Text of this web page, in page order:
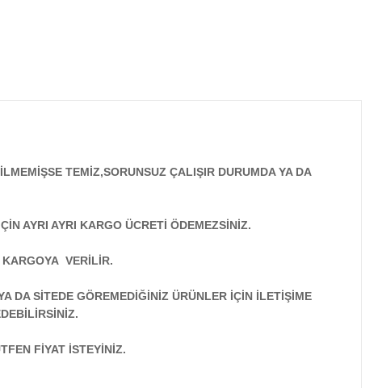
TEMİZ,SORUNSUZ ÇALIŞIR DURUMDA YA DA
AYRI AYRI KARGO ÜCRETİ ÖDEMEZSİNİZ.
VERİLİR.
DA SİTEDE GÖREMEDİĞİNİZ ÜRÜNLER İÇİN İLETİŞİME
FİYAT İSTEYİNİZ.